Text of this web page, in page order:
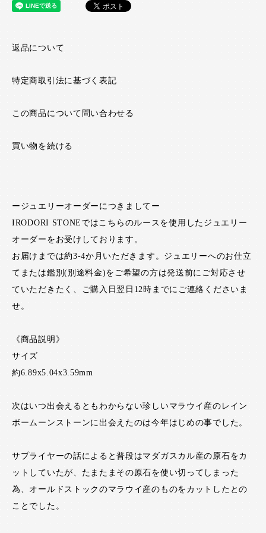
返品について
特定商取引法に基づく表記
この商品について問い合わせる
買い物を続ける
ージュエリーオーダーにつきましてー
IRODORI STONEではこちらのルースを使用したジュエリー
オーダーをお受けしております。
お届けまでは約3-4か月いただきます。ジュエリーへのお仕立
てまたは鑑別(別途料金)をご希望の方は発送前にご対応させ
ていただきたく、ご購入日翌日12時までにご連絡くださいま
せ。
《商品説明》
サイズ
約6.89x5.04x3.59mm
次はいつ出会えるともわからない珍しいマラウイ産のレイン
ボームーンストーンに出会えたのは今年はじめの事でした。
サプライヤーの話によると普段はマダガスカル産の原石をカ
ットしていたが、たまたまその原石を使い切ってしまった
為、オールドストックのマラウイ産のものをカットしたとの
ことでした。